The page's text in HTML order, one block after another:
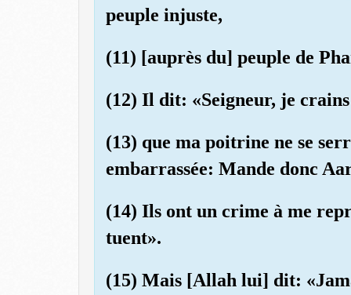
peuple injuste,
(11) [auprès du] peuple de
(12) Il dit: «Seigneur, je
(13) que ma poitrine ne se
embarrassée: Mande donc
(14) Ils ont un crime à me
tuent».
(15) Mais [Allah lui] dit: